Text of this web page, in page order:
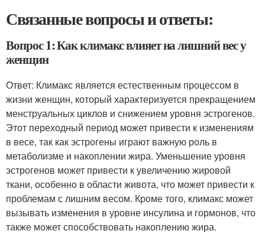
Связанные вопросы и ответы:
Вопрос 1: Как климакс влияет на лишний вес у
женщин
Ответ: Климакс является естественным процессом в
жизни женщин, который характеризуется прекращением
менструальных циклов и снижением уровня эстрогенов.
Этот переходный период может привести к изменениям
в весе, так как эстрогены играют важную роль в
метаболизме и накоплении жира. Уменьшение уровня
эстрогенов может привести к увеличению жировой
ткани, особенно в области живота, что может привести к
проблемам с лишним весом. Кроме того, климакс может
вызывать изменения в уровне инсулина и гормонов, что
также может способствовать накоплению жира.